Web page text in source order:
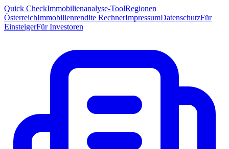
Quick CheckImmobilienanalyse-ToolRegionen
ÖsterreichImmobilienrendite RechnerImpressumDatenschutzFür
EinsteigerFür Investoren